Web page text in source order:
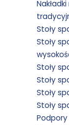
Stoły
Stoły
Stoły
Stoły
Stoły
Stoły
Podpory